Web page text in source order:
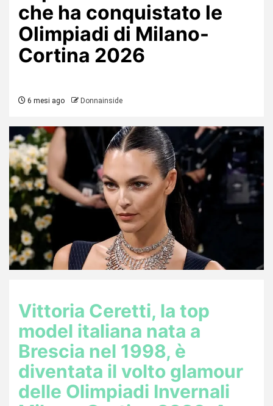
che ha conquistato le
Olimpiadi di Milano-
Cortina 2026
6 mesi ago Donnainside
Vittoria Ceretti, la top
model italiana nata a
Brescia nel 1998, è
diventata il volto glamour
delle Olimpiadi Invernali